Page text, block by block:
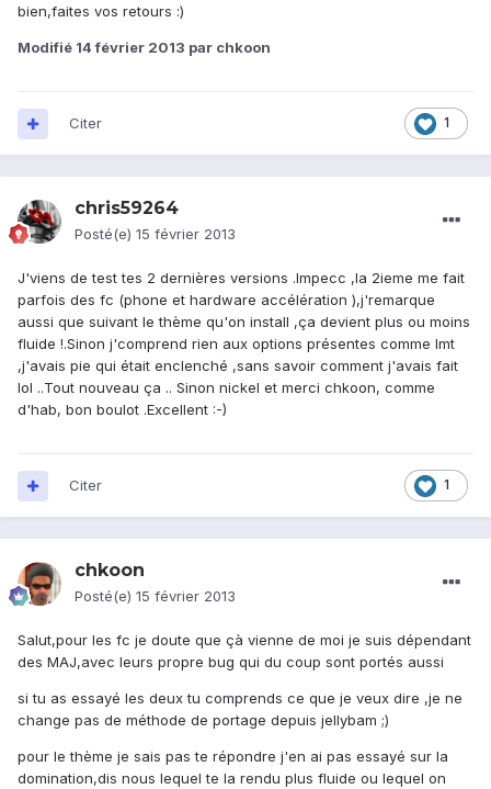
bien,faites vos retours :)
Modifié 14 février 2013 par chkoon
1
Citer
chris59264
Posté(e) 15 février 2013
J'viens de test tes 2 dernières versions .Impecc ,la 2ieme me fait
parfois des fc (phone et hardware accélération ),j'remarque
aussi que suivant le thème qu'on install ,ça devient plus ou moins
fluide !.Sinon j'comprend rien aux options présentes comme lmt
,j'avais pie qui était enclenché ,sans savoir comment j'avais fait
lol ..Tout nouveau ça .. Sinon nickel et merci chkoon, comme
d'hab, bon boulot .Excellent :-)
1
Citer
chkoon
Posté(e) 15 février 2013
Salut,pour les fc je doute que çà vienne de moi je suis dépendant
des MAJ,avec leurs propre bug qui du coup sont portés aussi
si tu as essayé les deux tu comprends ce que je veux dire ,je ne
change pas de méthode de portage depuis jellybam ;)
pour le thème je sais pas te répondre j'en ai pas essayé sur la
domination,dis nous lequel te la rendu plus fluide ou lequel on